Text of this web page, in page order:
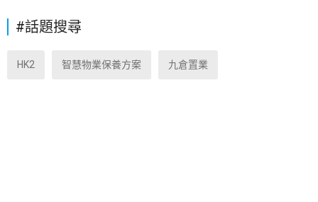
#話題搜尋
HK2 智慧物業保養方案 九倉置業